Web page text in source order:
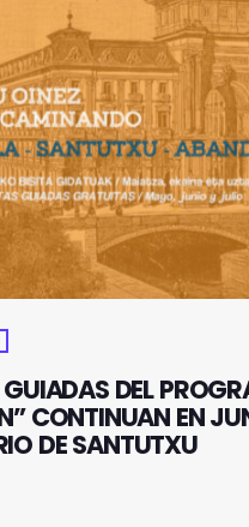
DEL
CONTINUAN EN
DE SANTUTXU